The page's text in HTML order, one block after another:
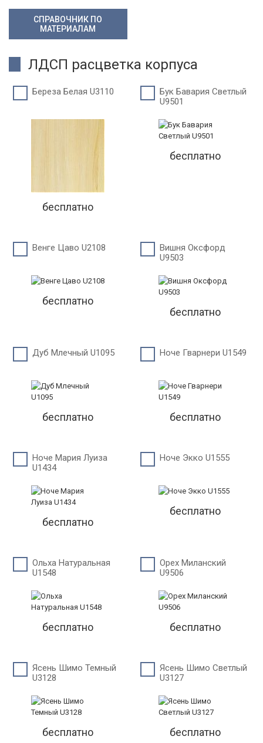
СПРАВОЧНИК ПО
МАТЕРИАЛАМ
ЛДСП расцветка корпуса
Береза Белая U3110
бесплатно
Бук Бавария Светлый
U9501
бесплатно
Венге Цаво U2108
бесплатно
Вишня Оксфорд
U9503
бесплатно
Дуб Млечный U1095
бесплатно
Ноче Гварнери U1549
бесплатно
Ноче Мария Луиза
U1434
бесплатно
Ноче Экко U1555
бесплатно
Ольха Натуральная
U1548
бесплатно
Орех Миланский
U9506
бесплатно
Ясень Шимо Темный
U3128
бесплатно
Ясень Шимо Светлый
U3127
бесплатно